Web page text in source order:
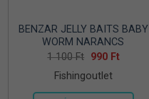
BENZAR JELLY BAITS BABY
WORM NARANCS
1 100Ft Original
was:
100 Ft.
990 FtCurrent
Fishingoutlet